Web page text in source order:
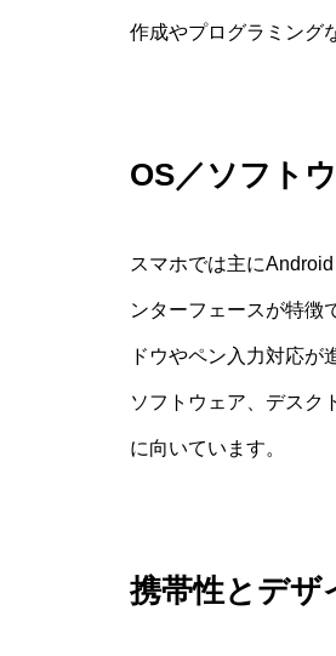
作成やプログラミング
OS／ソフト
スマホでは主に
ンターフェースが特徴
ドウやペン入力対応
ソフトウェア、デスク
に向いています。
携帯性とデザ